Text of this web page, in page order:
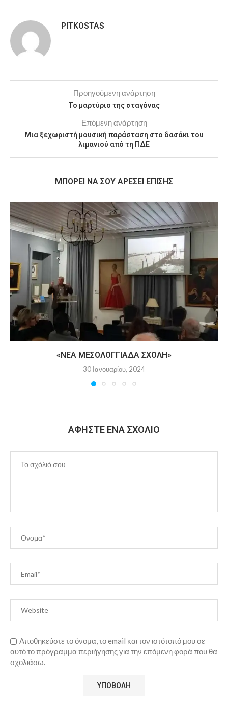
PITKOSTAS
Προηγούμενη ανάρτηση
Το μαρτύριο της σταγόνας
Επόμενη ανάρτηση
Μια ξεχωριστή μουσική παράσταση στο δασάκι του
λιμανιού από τη ΠΔΕ
MΠΟΡΕΊ ΝΑ ΣΟΥ ΑΡΈΣΕΙ ΕΠΊΣΗΣ
«ΝΕΑ ΜΕΣΟΛΟΓΓΙΑΔΑ ΣΧΟΛΗ»
30 Ιανουαρίου, 2024
ΑΦΉΣΤΕ ΈΝΑ ΣΧΌΛΙΟ
Αποθηκεύστε το όνομα, το email και τον ιστότοπό μου σε
αυτό το πρόγραμμα περιήγησης για την επόμενη φορά που θα
σχολιάσω.